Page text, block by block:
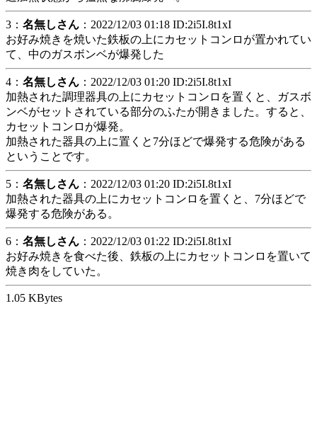
3： 名無しさん ：2022/12/03 01:18 ID:2i5I.8t1xI
お好み焼きを焼いた鉄板の上にカセットコンロが置かれてい
て、中のガスボンベが爆発した
4： 名無しさん ：2022/12/03 01:20 ID:2i5I.8t1xI
加熱された調理器具の上にカセットコンロを置くと、ガスボ
ンベがセットされている部分のふたが開きました。すると、
カセットコンロが爆発。
加熱された器具の上に置くと7分ほどで爆発する危険がある
ということです。
5： 名無しさん ：2022/12/03 01:20 ID:2i5I.8t1xI
加熱された器具の上にカセットコンロを置くと、7分ほどで
爆発する危険がある。
6： 名無しさん ：2022/12/03 01:22 ID:2i5I.8t1xI
お好み焼きを食べた後、鉄板の上にカセットコンロを置いて
焼き肉をしていた。
1.05 KBytes